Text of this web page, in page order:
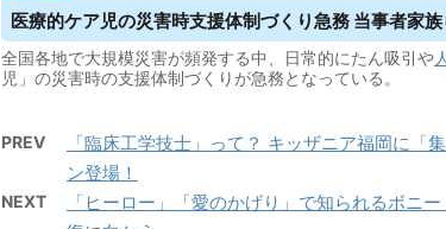
医療的ケア児の災害時支援体制づくり急務 当事者家
全国各地で大規模災害が頻発する中、日常的にたん吸引や
児」の災害時の支援体制づくりが急務となっている。
PREV
「臨床工学技士」って？ キッザニア福岡に「
ン登場！
NEXT 「ヒーロー」「愛のかげり」で知られるボニ